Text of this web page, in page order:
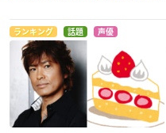
ランキング 話題 声優